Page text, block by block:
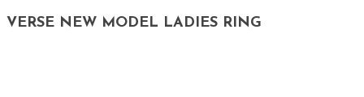
VERSE NEW MODEL LADIES RING